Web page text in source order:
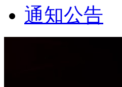
通知公告